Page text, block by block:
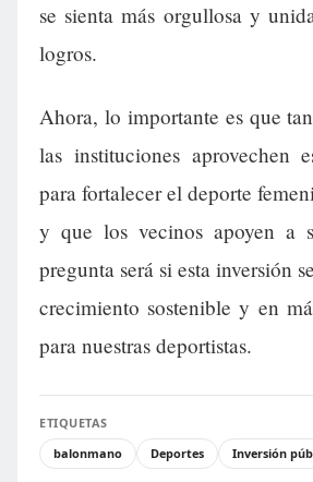
se sienta más orgullosa y
logros.
Ahora, lo importante es que
las instituciones aprovechen
para fortalecer el deporte
y que los vecinos apoyen a
pregunta será si esta inversión
crecimiento sostenible y en
para nuestras deportistas.
ETIQUETAS
balonmano
Deportes Inversión